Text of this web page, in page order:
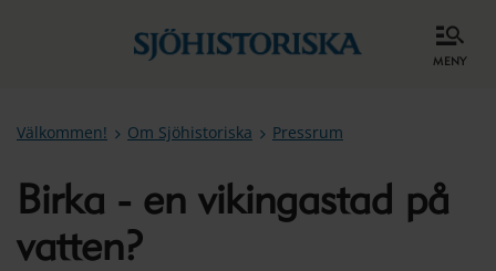
meny
Välkommen! Om Sjöhistoriska Pressrum
Birka - en vikingastad på
vatten?